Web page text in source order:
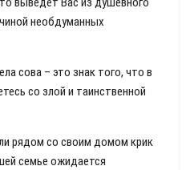
необдуманных
сова – это знак того, что в
со злой и таинственной
рядом со своим домом крик
семье ожидается